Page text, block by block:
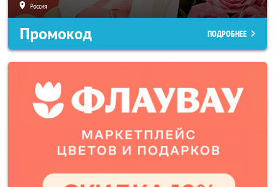
Россия
Промокод ПОДРОБНЕЕ